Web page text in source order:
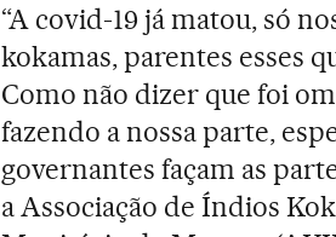
“A covid-19 já matou, só
kokamas, parentes esses
Como não dizer que foi
fazendo a nossa parte,
governantes façam as
a Associação de Índios